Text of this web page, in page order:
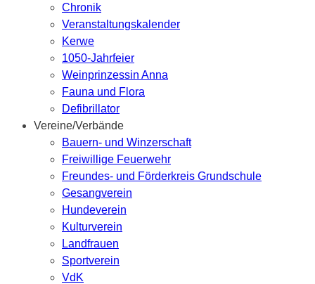
Chronik
Veranstaltungskalender
Kerwe
1050-Jahrfeier
Weinprinzessin Anna
Fauna und Flora
Defibrillator
Vereine/Verbände
Bauern- und Winzerschaft
Freiwillige Feuerwehr
Freundes- und Förderkreis Grundschule
Gesangverein
Hundeverein
Kulturverein
Landfrauen
Sportverein
VdK